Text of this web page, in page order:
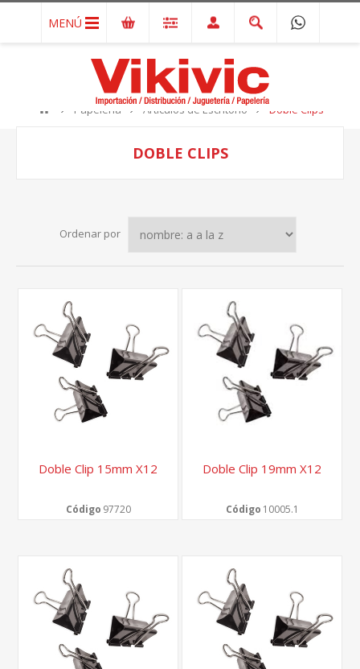
MENÚ
Papelería Artículos de Escritorio Doble Clips
DOBLE CLIPS
Ordenar por
Doble Clip 15mm X12
Código 97720
Doble Clip 19mm X12
Código 10005.1